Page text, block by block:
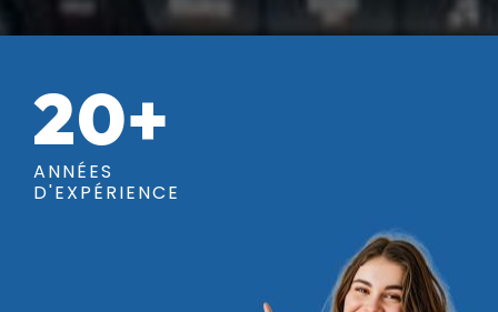
20+
ANNÉES
D'EXPÉRIENCE